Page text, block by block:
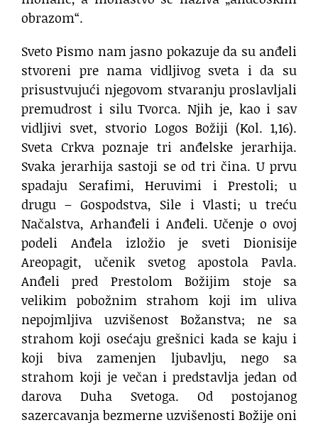
obrazom“.
Sveto Pismo nam jasno pokazuje da su anđeli
stvoreni pre nama vidljivog sveta i da su
prisustvujući njegovom stvaranju proslavljali
premudrost i silu Tvorca. Njih je, kao i sav
vidljivi svet, stvorio Logos Božiji (Kol. 1,16).
Sveta Crkva poznaje tri anđelske jerarhija.
Svaka jerarhija sastoji se od tri čina. U prvu
spadaju Serafimi, Heruvimi i Prestoli; u
drugu – Gospodstva, Sile i Vlasti; u treću
Načalstva, Arhanđeli i Anđeli. Učenje o ovoj
podeli Anđela izložio je sveti Dionisije
Areopagit, učenik svetog apostola Pavla.
Anđeli pred Prestolom Božijim stoje sa
velikim pobožnim strahom koji im uliva
nepojmljiva uzvišenost Božanstva; ne sa
strahom koji osećaju grešnici kada se kaju i
koji biva zamenjen ljubavlju, nego sa
strahom koji je večan i predstavlja jedan od
darova Duha Svetoga. Od postojanog
sazercavanja bezmerne uzvišenosti Božije oni